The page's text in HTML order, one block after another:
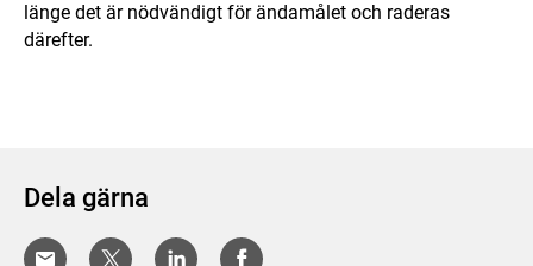
länge det är nödvändigt för ändamålet och raderas
därefter.
Dela gärna